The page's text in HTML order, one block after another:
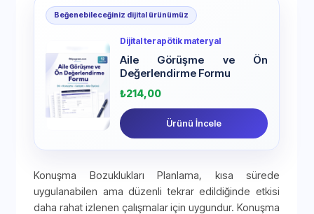
Beğenebileceğiniz dijital ürünümüz
Dijital terapötik materyal
Aile Görüşme ve Ön
Değerlendirme Formu
₺214,00
Ürünü İncele
Konuşma Bozuklukları Planlama, kısa sürede
uygulanabilen ama düzenli tekrar edildiğinde etkisi
daha rahat izlenen çalışmalar için uygundur. Konuşma